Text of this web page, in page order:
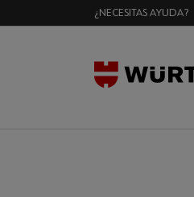
¿NECESITAS AYUDA?